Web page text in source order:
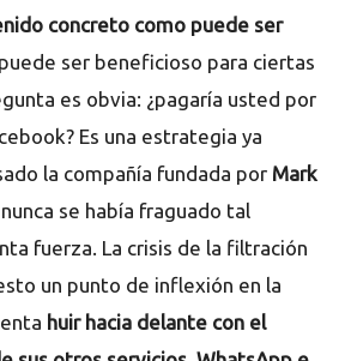
concreto como puede ser
ser beneficioso para ciertas
es obvia: ¿pagaría usted por
Es una estrategia ya
la compañía fundada por Mark
se había fraguado tal
fuerza. La crisis de la filtración
un punto de inflexión en la
huir hacia delante con el